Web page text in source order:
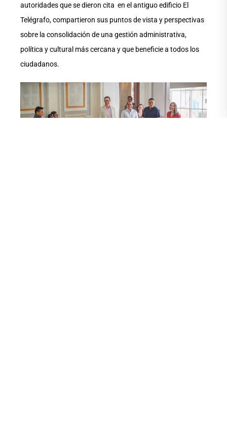
autoridades que se dieron cita en el antiguo edificio El
Telégrafo, compartieron sus puntos de vista y perspectivas
sobre la consolidación de una gestión administrativa,
política y cultural más cercana y que beneficie a todos los
ciudadanos.